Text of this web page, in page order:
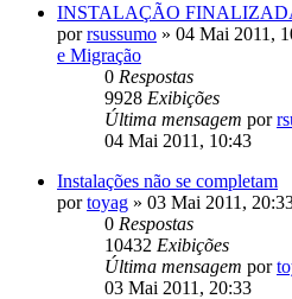
INSTALAÇÃO
porrsussumo » 04 Mai 2011,
e Migração
0 Respostas
9928 Exibições
Última mensagem por
04 Mai 2011, 10:43
Instalações não se completam
portoyag » 03 Mai 2011,
0 Respostas
10432 Exibições
Última mensagem por
03 Mai 2011, 20:33